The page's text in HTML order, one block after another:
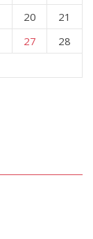
20
21
27
28